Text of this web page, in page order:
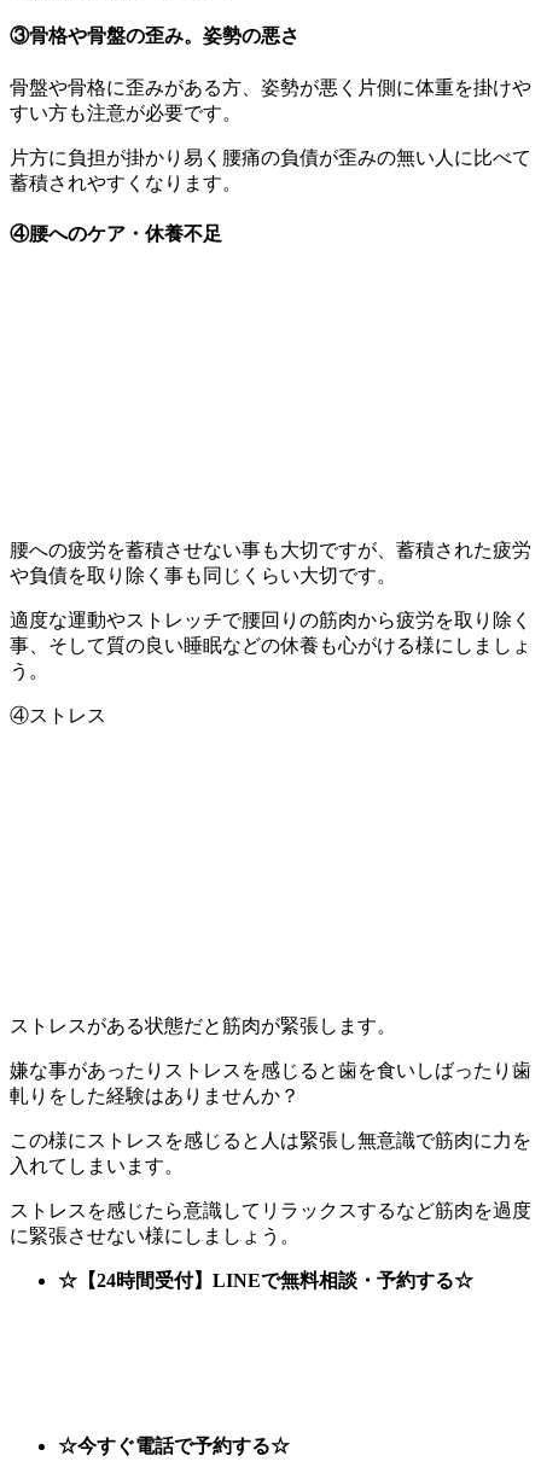
③骨格や骨盤の歪み。姿勢の悪さ
骨盤や骨格に歪みがある方、姿勢が悪く片側に体重を掛けや
すい方も注意が必要です。
片方に負担が掛かり易く腰痛の負債が歪みの無い人に比べて
蓄積されやすくなります。
④腰へのケア・休養不足
腰への疲労を蓄積させない事も大切ですが、蓄積された疲労
や負債を取り除く事も同じくらい大切です。
適度な運動やストレッチで腰回りの筋肉から疲労を取り除く
事、そして質の良い睡眠などの休養も心がける様にしましょ
う。
④ストレス
ストレスがある状態だと筋肉が緊張します。
嫌な事があったりストレスを感じると歯を食いしばったり歯
軋りをした経験はありませんか？
この様にストレスを感じると人は緊張し無意識で筋肉に力を
入れてしまいます。
ストレスを感じたら意識してリラックスするなど筋肉を過度
に緊張させない様にしましょう。
☆【24時間受付】LINEで無料相談・予約する☆
☆今すぐ電話で予約する☆